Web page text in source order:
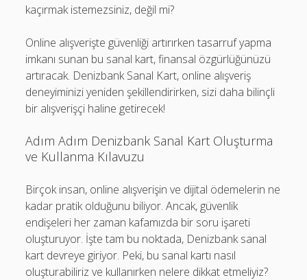
kaçırmak istemezsiniz, değil mi?
Online alışverişte güvenliği artırırken tasarruf yapma
imkanı sunan bu sanal kart, finansal özgürlüğünüzü
artıracak. Denizbank Sanal Kart, online alışveriş
deneyiminizi yeniden şekillendirirken, sizi daha bilinçli
bir alışverişçi haline getirecek!
Adım Adım Denizbank Sanal Kart Oluşturma
ve Kullanma Kılavuzu
Birçok insan, online alışverişin ve dijital ödemelerin ne
kadar pratik olduğunu biliyor. Ancak, güvenlik
endişeleri her zaman kafamızda bir soru işareti
oluşturuyor. İşte tam bu noktada, Denizbank sanal
kart devreye giriyor. Peki, bu sanal kartı nasıl
oluşturabiliriz ve kullanırken nelere dikkat etmeliyiz?